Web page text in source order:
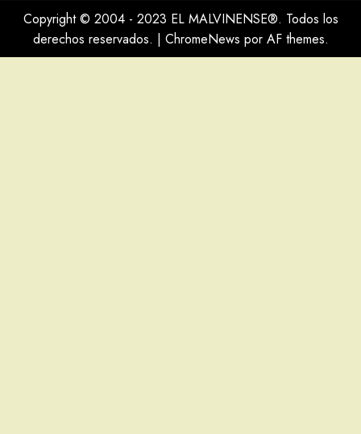
Copyright © 2004 - 2023 EL MALVINENSE®. Todos los
derechos reservados. | ChromeNews por AF themes.